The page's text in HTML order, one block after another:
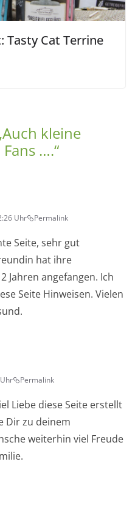
Tasty Cat Terrine
Auch kleine
….“
Uhr Permalink
Seite, sehr gut
hat ihre
Jahren angefangen. Ich
Seite Hinweisen. Vielen
Permalink
Liebe diese Seite erstellt
Dir zu deinem
weiterhin viel Freude